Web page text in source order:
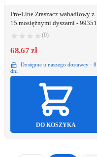
Pro-Line Zraszacz wahadłowy z
15 mosiężnymi dyszami - 99351
(0)
68.67 zł
Dostępne u naszego dostawcy · 8
dni
DO KOSZYKA